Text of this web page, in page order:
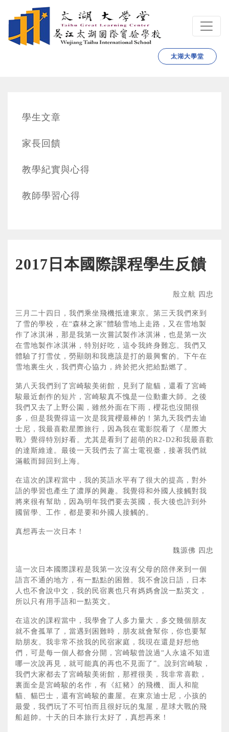
跳转到主要内容
太湖大學堂
學生文章
家長回饋
教學紀實與心得
教師學習心得
2017日本國際課程學生反饋
殷立航 四忠
三月二十四日，我們乘坐飛機抵達東京。第三天我們來到
了雪的學校，在“森林之家”體驗雪地上走路，又在雪地製
作了冰淇淋，那是我第一次嘗試製作冰淇淋，也是第一次
在雪地製作冰淇淋，特別好吃，這令我終身難忘。我們又
體驗了打雪仗，勞顯朗和我應該是打的最興奮的。下午在
雪地裏生火，我們齊心協力，終於把火把給點燃了。
第八天我們到了宮崎駿美術館，見到了龍貓，還看了宮崎
駿最近創作的短片，宮崎駿真不愧是一位動畫大師。之後
我們又去了上野公園，雖然外面在下雨，櫻花也沒開很
多，但是我覺得這一次是我賞櫻最棒的！第九天我們去迪
士尼，我最喜歡星際旅行，因為我在電影院看了《星際大
戰》覺得特別好看。尤其是看到了超萌的R2-D2和我最喜歡
的達斯維達。最後一天我們去了富士電視臺，接著我們就
滿載而歸回到上海。
在這次的課程當中，我的英語水平有了很大的提高，對外
語的學習也產生了濃厚的興趣。我覺得和外國人接觸對我
將來很有幫助，因為明年我們要去英國，長大後也許到外
國留學、工作，都是要和外國人接觸的。
真想再去一次日本！
魏源佛 四忠
這一次日本國際課程是我第一次沒有父母的陪伴來到一個
語言不通的地方，有一點點的困難。我不會說日語，日本
人也不會說中文，我的民宿裏也只有媽媽會說一點英文，
所以只有用手語和一點英文。
在這次的課程當中，我學會了人多力量大，多交幾個朋友
就不會孤單了，當遇到困難時，朋友就會幫你，你也要幫
助朋友。我非常不捨我的民宿家庭，我現在還是好想他
們，可是每一個人都會分開，宮崎駿曾說過“人永遠不知道
哪一次說再見，就可能真的再也不見面了”。說到宮崎駿，
我們大家都去了宮崎駿美術館，那裡很美，我非常喜歡，
裏面全是宮崎駿的名作，有《紅豬》的飛機、面人和龍
貓、貓巴士，還有宮崎駿的畫屋。在東京迪士尼，小孩的
最愛，我們玩了不可怕而且很好玩的鬼屋，星球大戰的飛
船超帥。十天的日本旅行太好了，真想再來！